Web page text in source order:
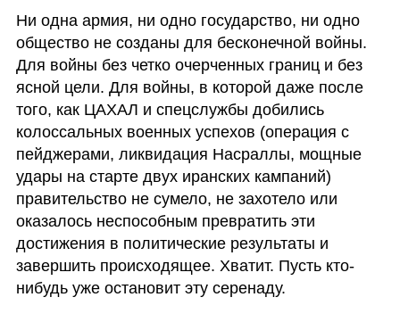
Ни одна армия, ни одно государство, ни одно
общество не созданы для бесконечной войны.
Для войны без четко очерченных границ и без
ясной цели. Для войны, в которой даже после
того, как ЦАХАЛ и спецслужбы добились
колоссальных военных успехов (операция с
пейджерами, ликвидация Насраллы, мощные
удары на старте двух иранских кампаний)
правительство не сумело, не захотело или
оказалось неспособным превратить эти
достижения в политические результаты и
завершить происходящее. Хватит. Пусть кто-
нибудь уже остановит эту серенаду.